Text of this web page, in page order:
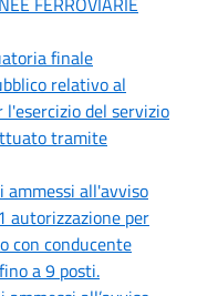
finale
relativo al
del servizio
tramite
ammessi all'avviso
autorizzazione per
con conducente
a 9 posti.